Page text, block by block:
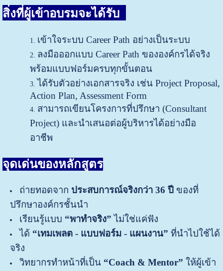
สิ่งที่ผู้เข้าอบรมจะได้รับ
เข้าใจระบบ Career Path อย่างเป็นระบบ
ลงมือออกแบบ Career Path ขององค์กรได้จริง
พร้อมแบบฟอร์มครบทุกขั้นตอน
ได้รับตัวอย่างเอกสารจริง เช่น Project Proposal,
Action Plan, Assessment Form
สามารถเขียนโครงการที่ปรึกษา (Consultant
Project) และนำเสนอต่อผู้บริหารได้อย่างมือ
อาชีพ
จุดเด่นของหลักสูตร
ถ่ายทอดจาก ประสบการณ์จริงกว่า36 ปี ของที่
ปรึกษาองค์กรชั้นนำ
เรียนรู้แบบ “พาทำจริง”ไม่ใช่แค่ฟัง
ได้ “เทมเพลต - แบบฟอร์ม - แผนงาน” ที่นำไปใช้ได้
จริง
วิทยากรทำหน้าที่เป็น “Coach & Mentor” ให้ผู้เข้า